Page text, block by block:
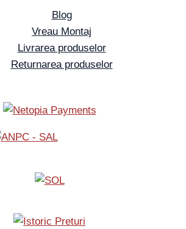
Blog
Vreau Montaj
Livrarea produselor
Returnarea produselor